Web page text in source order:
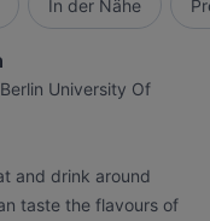
In der Nähe
University Of
and drink around
taste the flavours of